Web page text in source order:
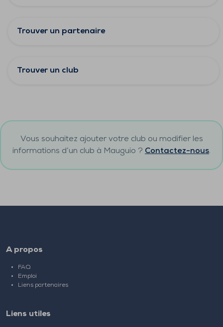
Trouver un partenaire
Trouver un club
Vous souhaitez ajouter votre club ou modifier les
informations d’un club à Mauguio ? Contactez-nous.
A propos
FAQ
Emploi
Liens partenaires
Liens utiles